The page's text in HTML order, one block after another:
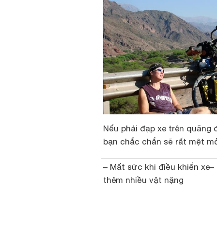
Nếu phải đạp xe trên quãng
bạn chắc chắn sẽ rất mệt
– Mất sức khi điều khiển
thêm nhiều vật nặng